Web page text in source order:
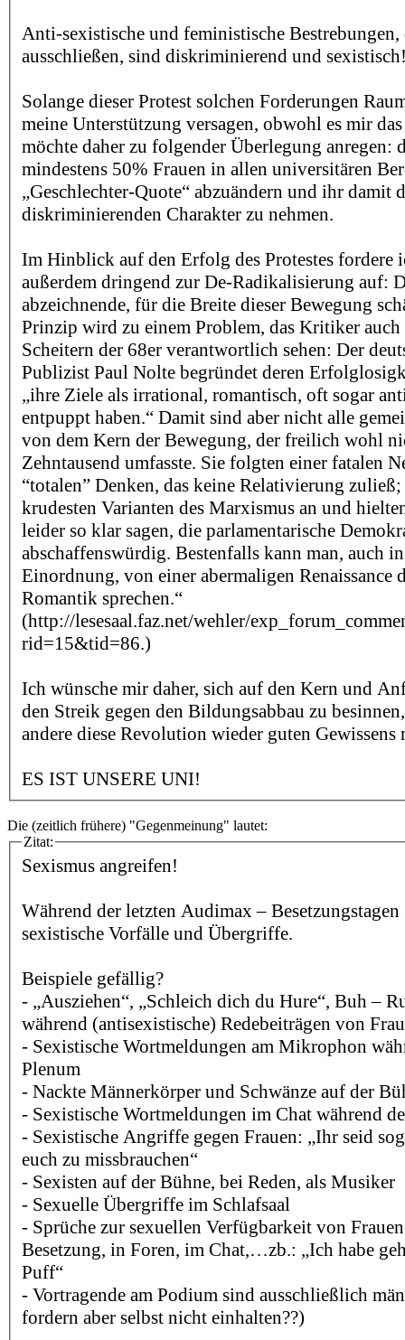
Anti-sexistische und feministische
ausschließen, sind diskriminierend und
Solange dieser Protest solchen Forderungen
meine Unterstützung versagen, obwohl es mir
möchte daher zu folgender Überlegung anregen:
mindestens 50% Frauen in allen universitären
„Geschlechter-Quote“ abzuändern und ihr damit
diskriminierenden Charakter zu nehmen.
Im Hinblick auf den Erfolg des Protestes fordere
außerdem dringend zur De-Radikalisierung auf:
abzeichnende, für die Breite dieser Bewegung
Prinzip wird zu einem Problem, das Kritiker
Scheitern der 68er verantwortlich sehen: Der
Publizist Paul Nolte begründet deren
„ihre Ziele als irrational, romantisch, oft sogar
entpuppt haben.“ Damit sind aber nicht alle
von dem Kern der Bewegung, der freilich wohl
Zehntausend umfasste. Sie folgten einer fatalen
“totalen” Denken, das keine Relativierung
krudesten Varianten des Marxismus an und
leider so klar sagen, die parlamentarische
abschaffenswürdig. Bestenfalls kann man, auch
Einordnung, von einer abermaligen Renaissance
Romantik sprechen.“
(http://lesesaal.faz.net/wehler/
rid=15&tid=86.)
Ich wünsche mir daher, sich auf den Kern und
den Streik gegen den Bildungsabbau zu
andere diese Revolution wieder guten
ES IST UNSERE UNI!
Die (zeitlich frühere) "Gegenmeinung" lautet:
Zitat:
Sexismus angreifen!
Während der letzten Audimax – Besetzungstagen
sexistische Vorfälle und Übergriffe.
Beispiele gefällig?
- „Ausziehen“, „Schleich dich du Hure“, Buh –
während (antisexistische) Redebeiträgen von
- Sexistische Wortmeldungen am Mikrophon
Plenum
- Nackte Männerkörper und Schwänze auf der
- Sexistische Wortmeldungen im Chat während
- Sexistische Angriffe gegen Frauen: „Ihr seid
euch zu missbrauchen“
- Sexisten auf der Bühne, bei Reden, als Musiker
- Sexuelle Übergriffe im Schlafsaal
- Sprüche zur sexuellen Verfügbarkeit von
Besetzung, in Foren, im Chat,…zb.: „Ich habe
Puff“
- Vortragende am Podium sind ausschließlich
fordern aber selbst nicht einhalten??)